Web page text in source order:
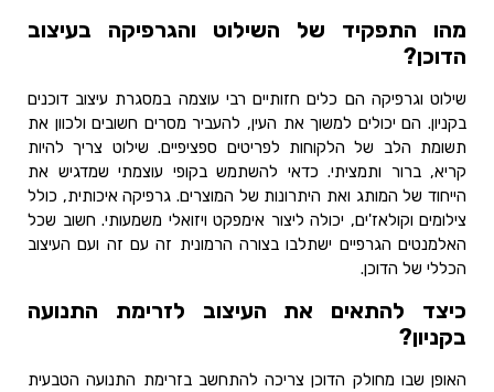
מהו התפקיד של השילוט והגרפיקה בעיצוב
הדוכן?
שילוט וגרפיקה הם כלים חזותיים רבי עוצמה במסגרת עיצוב דוכנים
בקניון. הם יכולים למשוך את העין, להעביר מסרים חשובים ולכוון את
תשומת הלב של הלקוחות לפריטים ספציפיים. שילוט צריך להיות
קריא, ברור ותמציתי. כדאי להשתמש בקופי עוצמתי שמדגיש את
הייחוד של המותג ואת היתרונות של המוצרים. גרפיקה איכותית, כולל
צילומים וקולאז'ים, יכולה ליצור אימפקט ויזואלי משמעותי. חשוב שכל
האלמנטים הגרפיים ישתלבו בצורה הרמונית זה עם זה ועם העיצוב
הכללי של הדוכן.
כיצד להתאים את העיצוב לזרימת התנועה
בקניון?
האופן שבו מחולק הדוכן צריכה להתחשב בזרימת התנועה הטבעית